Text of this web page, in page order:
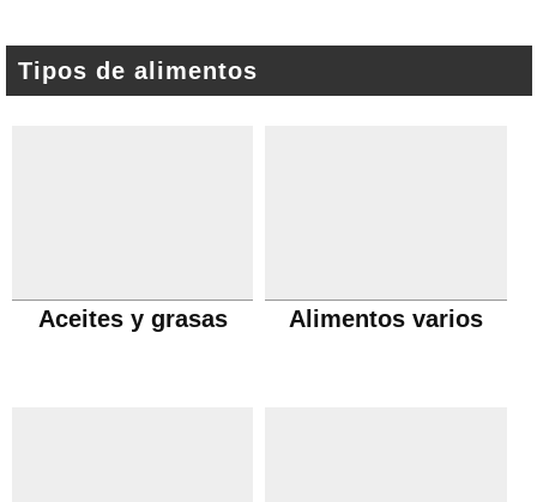
Tipos de alimentos
Aceites y grasas Alimentos varios